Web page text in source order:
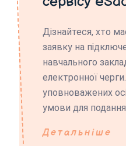
Дізнайтеся, хто
заявку на
навчального
електронної
уповноважених
умови для
Детальніше